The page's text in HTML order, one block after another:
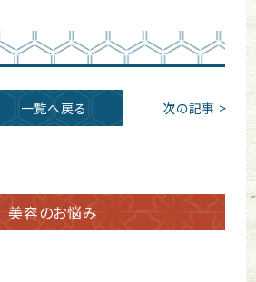
一覧へ戻る 次の記事 >
美容のお悩み